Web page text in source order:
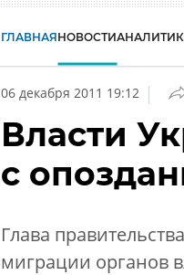
ГЛАВНАЯНОВОСТИ
06 декабря 2011 19:12 |
Власти
с
Глава
миграции органов